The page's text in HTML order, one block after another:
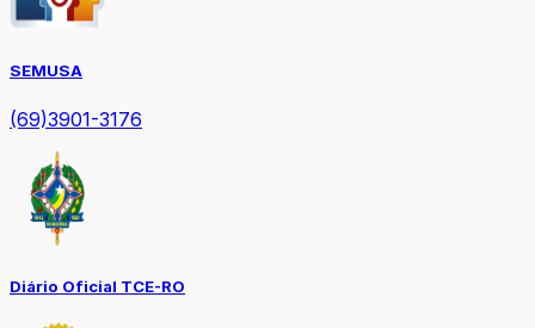
SEMUSA
(69)3901-3176
Diário Oficial TCE-RO